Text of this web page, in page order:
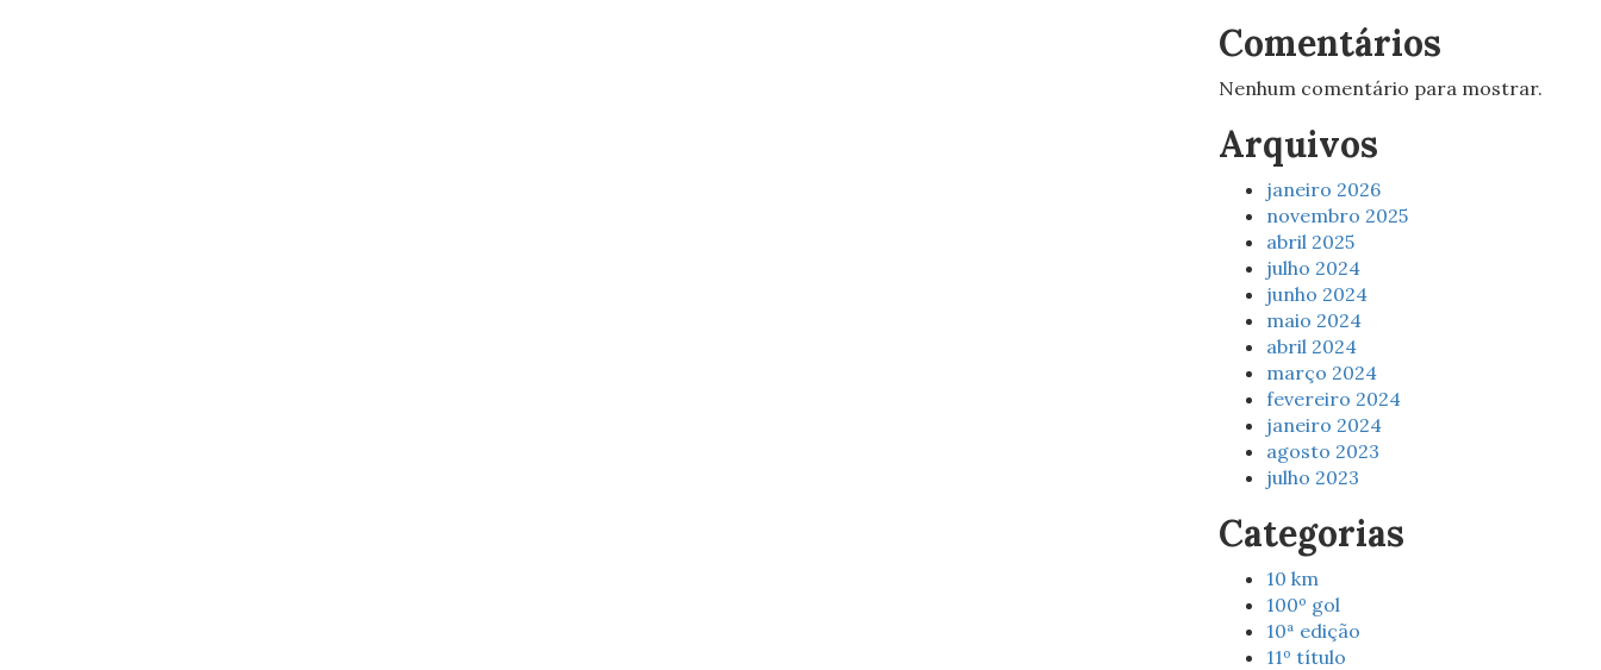
Comentários
Nenhum comentário para mostrar.
Arquivos
janeiro 2026
novembro 2025
abril 2025
julho 2024
junho 2024
maio 2024
abril 2024
março 2024
fevereiro 2024
janeiro 2024
agosto 2023
julho 2023
Categorias
10 km
100º gol
10ª edição
11º título